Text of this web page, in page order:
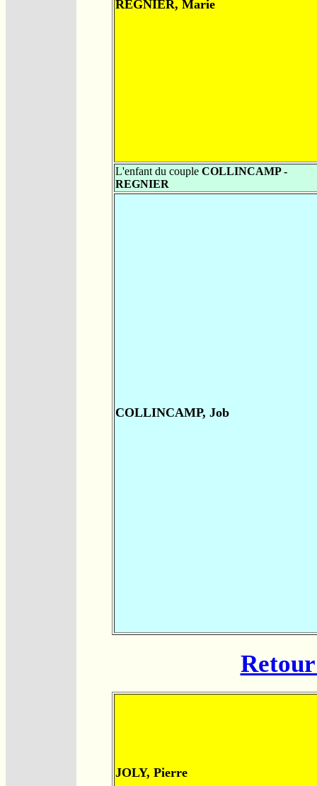
REGNIER, Marie
L'enfant du couple COLLINCAMP -
REGNIER
COLLINCAMP, Job
JOLY, Pierre